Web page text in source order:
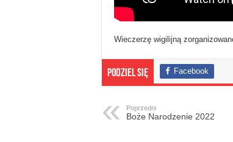
Wieczerzę wigilijną
Podziel się Facebook
Poprzedni
Boże Narodzenie 2022